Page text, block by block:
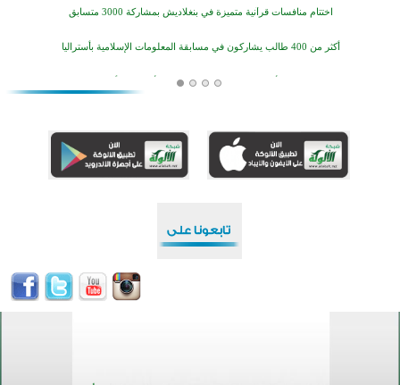
اختتام منافسات قرآنية متميزة في بنغلاديش بمشاركة 3000 متسابق
أكثر من 400 طالب يشاركون في مسابقة المعلومات الإسلامية بأستراليا
افتتاح تاريخي لأول مسجد في بلييفليا بالجبل الأسود منذ أكثر من قرن
أكبر مشروع إسلامي في ريف أستراليا يفتتح أبوابه بعد سنوات من العمل والعطاء
اختتام منافسات قرآنية متميزة في بنغلاديش بمشاركة 3000 متسابق